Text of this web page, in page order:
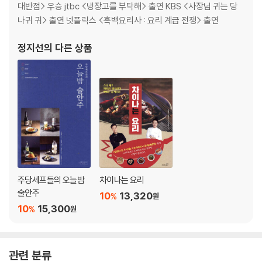
흑식초 해파리 머리무침
해산물 분사무침
Story of Dimsum 01 내 마음에 한 점, 점을 찍다. 딤섬
PART 02 포자와 교자
삼정 포자
나뭇잎 모양 포자
성젠바오
꽃빵
물교자
주머니 교자
이색 교자
게살 육즙교자
대반점> 우승 jtbc <냉장고를 부탁해> 출연 KBS <사장님 귀는 당
나귀 귀> 출연 넷플릭스 <흑백요리사 : 요리 계급 전쟁> 출연
정지선의 다른 상품
주당셰프들의 오늘밤
술안주
15,300원
10%
차이나는 요리
13,320원
10%
관련 분류